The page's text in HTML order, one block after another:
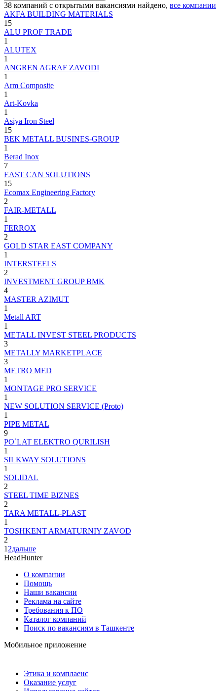
38 компаний с открытыми вакансиями найдено, все компании
AKFA BUILDING MATERIALS
15
ALU PROF TRADE
1
ALUTEX
1
ANGREN AGRAF ZAVODI
1
Arm Composite
1
Art-Kovka
1
Asiya Iron Steel
15
BEK METALL BUSINES-GROUP
1
Berad Inox
7
EAST CAN SOLUTIONS
15
Ecomax Engineering Factory
2
FAIR-METALL
1
FERROX
2
GOLD STAR EAST COMPANY
1
INTERSTEELS
2
INVESTMENT GROUP BMK
4
MASTER AZIMUT
1
Metall ART
1
METALL INVEST STEEL PRODUCTS
3
METALLY MARKETPLACE
3
METRO MED
1
MONTAGE PRO SERVICE
1
NEW SOLUTION SERVICE (Proto)
1
PIPE METAL
9
PO`LAT ELEKTRO QURILISH
1
SILKWAY SOLUTIONS
1
SOLIDAL
2
STEEL TIME BIZNES
2
TARA METALL-PLAST
1
TOSHKENT ARMATURNIY ZAVOD
2
1 2дальше
HeadHunter
О компании
Помощь
Наши вакансии
Реклама на сайте
Требования к ПО
Каталог компаний
Поиск по вакансиям в Ташкенте
Мобильное приложение
Этика и комплаенс
Оказание услуг